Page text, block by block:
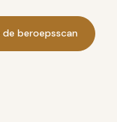
de beroepsscan